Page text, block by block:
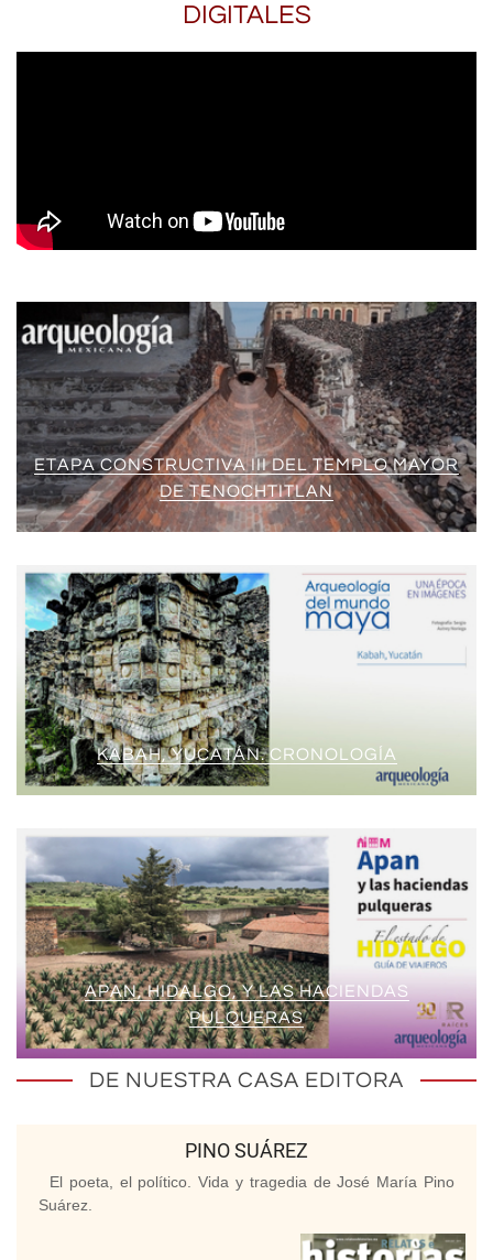
DIGITALES
ETAPA CONSTRUCTIVA III DEL TEMPLO MAYOR
DE TENOCHTITLAN
KABAH, YUCATÁN. CRONOLOGÍA
APAN, HIDALGO, Y LAS HACIENDAS
PULQUERAS
DE NUESTRA CASA EDITORA
PINO SUÁREZ
El poeta, el político. Vida y tragedia de José María Pino
Suárez.